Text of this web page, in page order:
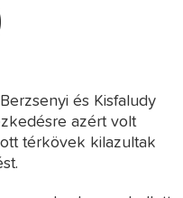
és Kisfaludy
azért volt
térkövek kilazultak